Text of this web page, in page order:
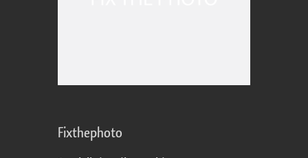
Fixthephoto